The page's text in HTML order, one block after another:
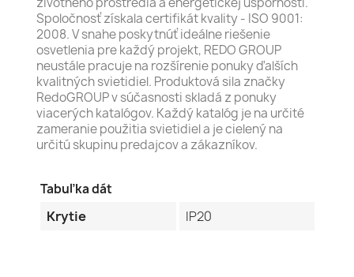
Spoločnosť získala certifikát kvality - ISO 9001:
2008. V snahe poskytnúť ideálne riešenie
osvetlenia pre každý projekt, REDO GROUP
neustále pracuje na rozšírenie ponuky ďalších
kvalitných svietidiel. Produktová sila značky
RedoGROUP v súčasnosti skladá z ponuky
viacerých katalógov. Každý katalóg je na určité
zameranie použitia svietidiel a je cielený na
určitú skupinu predajcov a zákazníkov.
Tabuľka dát
Krytie IP20